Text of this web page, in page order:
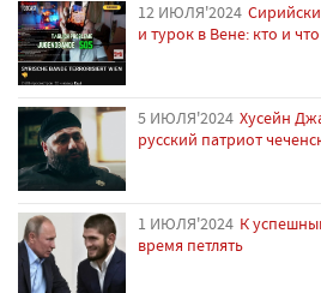
12 ИЮЛЯ'2024
и турок в Вене: кто и
5 ИЮЛЯ'2024 Хусейн
русский патриот
1 ИЮЛЯ'2024 К
время петлять